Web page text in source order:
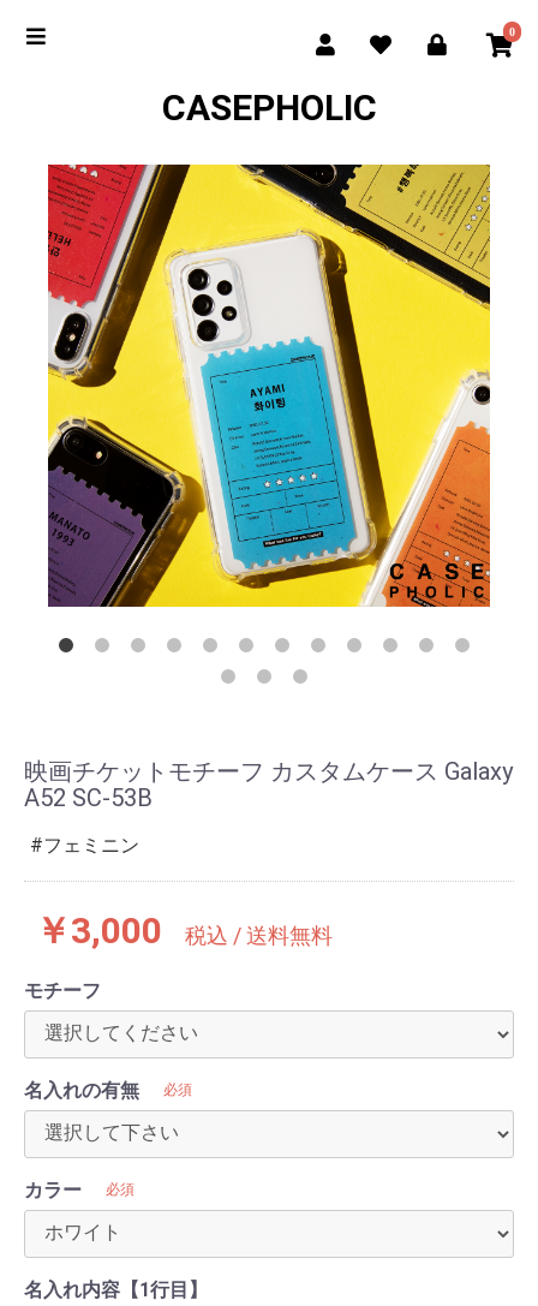
0
CASEPHOLIC
映画チケットモチーフ カスタムケース Galaxy
A52 SC-53B
フェミニン
￥3,000 税込 / 送料無料
モチーフ
名入れの有無 必須
カラー 必須
名入れ内容【1行目】